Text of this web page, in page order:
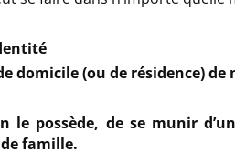
domicile (ou de résidence) de
le possède, de se munir
famille.